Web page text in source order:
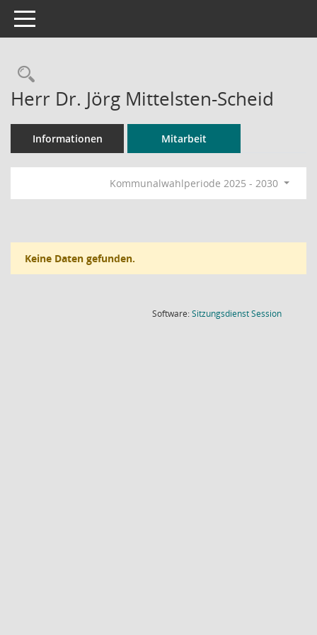
Toggle navigation
Rechercheauswahl
Herr Dr. Jörg Mittelsten-Scheid
Informationen Mitarbeit
Kommunalwahlperiode 2025 - 2030
Keine Daten gefunden.
Software:SitzungsdienstSession(Wird in